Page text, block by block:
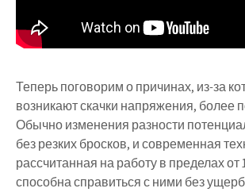
Теперь поговорим о причинах, из-за
возникают скачки напряжения, более
Обычно изменения разности
без резких бросков, и современная
рассчитанная на работу в пределах от
способна справиться с ними без